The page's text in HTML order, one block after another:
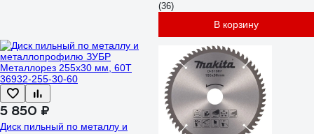
(36)
В корзину
5 850 ₽
Диск пильный по металлу и